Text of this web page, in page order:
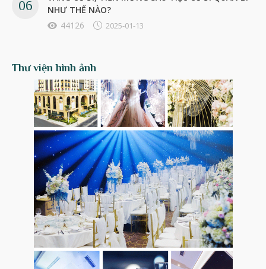
NHƯ THẾ NÀO?
44126
2025-01-13
Thư viện hình ảnh